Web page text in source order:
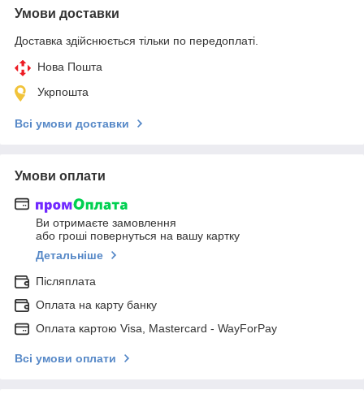
Умови доставки
Доставка здійснюється тільки по передоплаті.
Нова Пошта
Укрпошта
Всі умови доставки
Умови оплати
Ви отримаєте замовлення
або гроші повернуться на вашу картку
Детальніше
Післяплата
Оплата на карту банку
Оплата картою Visa, Mastercard - WayForPay
Всі умови оплати